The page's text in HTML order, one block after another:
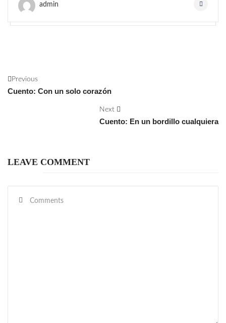
admin
Previous
Cuento: Con un solo corazón
Next
Cuento: En un bordillo cualquiera
LEAVE COMMENT